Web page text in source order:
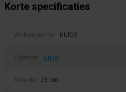
Korte specificaties
Artikelnummer: NUF28
Fabrikant: Unger
Breedte: 28 cm